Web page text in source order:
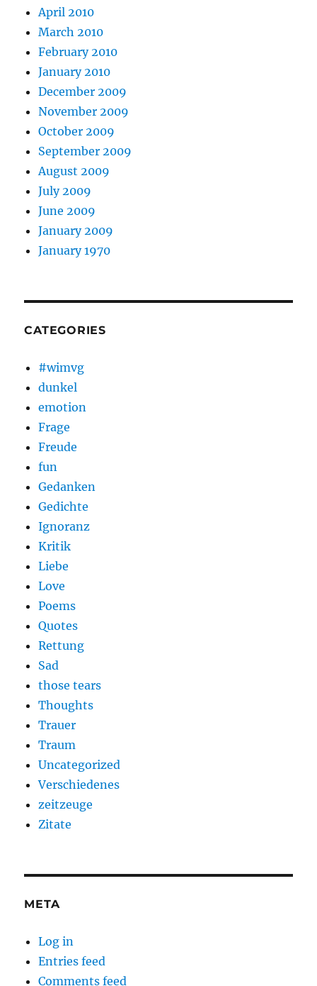
April 2010
March 2010
February 2010
January 2010
December 2009
November 2009
October 2009
September 2009
August 2009
July 2009
June 2009
January 2009
January 1970
CATEGORIES
#wimvg
dunkel
emotion
Frage
Freude
fun
Gedanken
Gedichte
Ignoranz
Kritik
Liebe
Love
Poems
Quotes
Rettung
Sad
those tears
Thoughts
Trauer
Traum
Uncategorized
Verschiedenes
zeitzeuge
Zitate
META
Log in
Entries feed
Comments feed